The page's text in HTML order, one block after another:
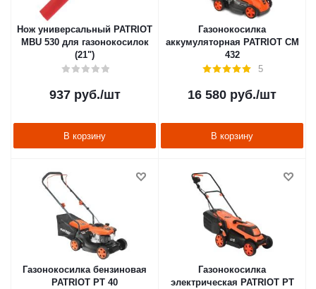
Нож универсальный PATRIOT
MBU 530 для газонокосилок
(21")
937руб./шт
В корзину
Газонокосилка
аккумуляторная PATRIOT CM
432
5
16 580 руб./шт
В корзину
Газонокосилка бензиновая
PATRIOT PT 40
Газонокосилка
электрическая PATRIOT PT